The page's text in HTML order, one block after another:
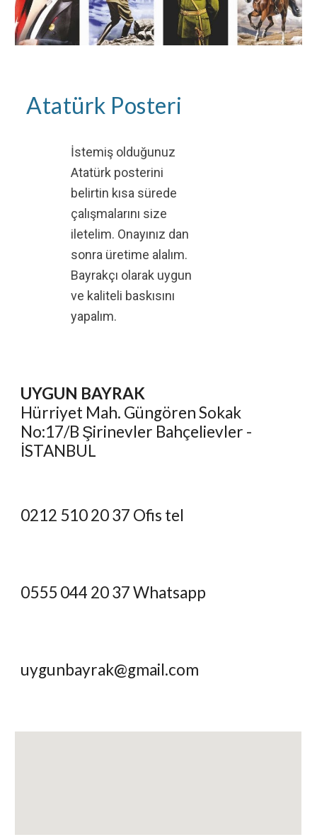
Atatürk Posteri
İstemiş olduğunuz
Atatürk posterini
belirtin kısa sürede
çalışmalarını size
iletelim. Onayınız dan
sonra üretime alalım.
Bayrakçı olarak uygun
ve kaliteli baskısını
yapalım.
UYGUN BAYRAK
Hürriyet Mah. Güngören Sokak
No:17/B Şirinevler Bahçelievler -
İSTANBUL
0212 510 20 37 Ofis tel
0555 044 20 37 Whatsapp
uygunbayrak@gmail.com